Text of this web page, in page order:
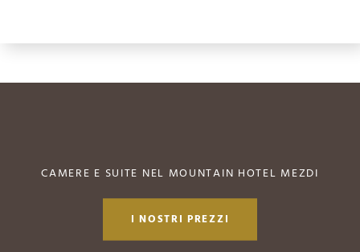
CAMERE E SUITE NEL MOUNTAIN HOTEL MEZDI
I NOSTRI PREZZI